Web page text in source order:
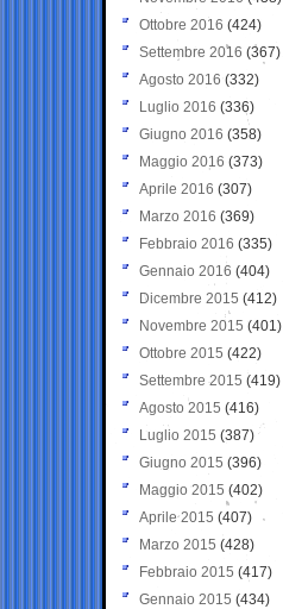
Ottobre 2016 (424)
Settembre 2016 (367)
Agosto 2016 (332)
Luglio 2016 (336)
Giugno 2016 (358)
Maggio 2016 (373)
Aprile 2016 (307)
Marzo 2016 (369)
Febbraio 2016 (335)
Gennaio 2016 (404)
Dicembre 2015 (412)
Novembre 2015 (401)
Ottobre 2015 (422)
Settembre 2015 (419)
Agosto 2015 (416)
Luglio 2015 (387)
Giugno 2015 (396)
Maggio 2015 (402)
Aprile 2015 (407)
Marzo 2015 (428)
Febbraio 2015 (417)
Gennaio 2015 (434)